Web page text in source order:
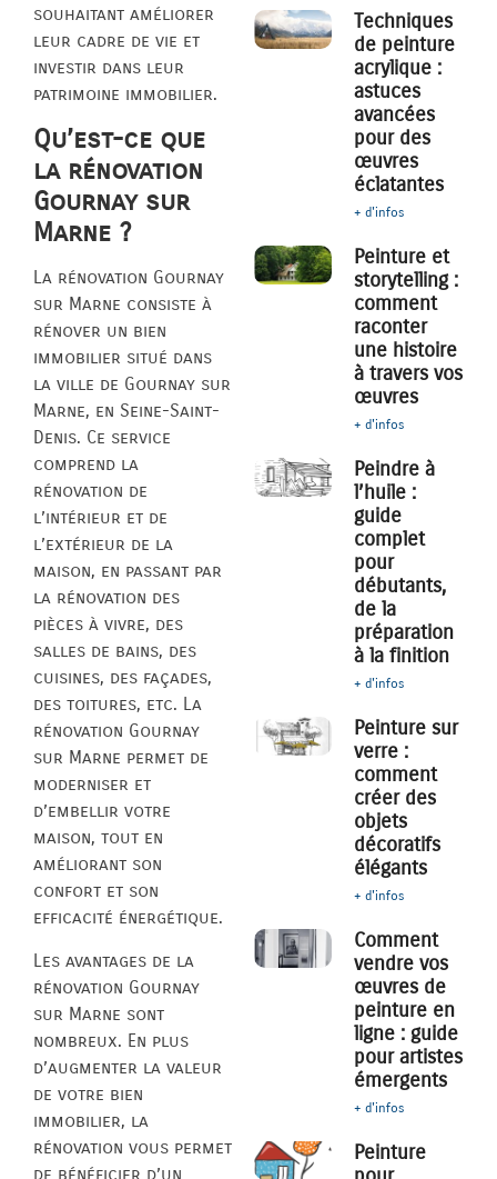
souhaitant améliorer
leur cadre de vie et
investir dans leur
patrimoine immobilier.
Qu’est-ce que
la rénovation
Gournay sur
Marne ?
La rénovation Gournay
sur Marne consiste à
rénover un bien
immobilier situé dans
la ville de Gournay sur
Marne, en Seine-Saint-
Denis. Ce service
comprend la
rénovation de
l’intérieur et de
l’extérieur de la
maison, en passant par
la rénovation des
pièces à vivre, des
salles de bains, des
cuisines, des façades,
des toitures, etc. La
rénovation Gournay
sur Marne permet de
moderniser et
d’embellir votre
maison, tout en
améliorant son
confort et son
efficacité énergétique.
Les avantages de la
rénovation Gournay
sur Marne sont
nombreux. En plus
d’augmenter la valeur
de votre bien
immobilier, la
rénovation vous permet
de bénéficier d’un
Techniques
de peinture
acrylique :
astuces
avancées
pour des
œuvres
éclatantes
+ d'infos
Peinture et
storytelling :
comment
raconter
une histoire
à travers vos
œuvres
+ d'infos
Peindre à
l’huile :
guide
complet
pour
débutants,
de la
préparation
à la finition
+ d'infos
Peinture sur
verre :
comment
créer des
objets
décoratifs
élégants
+ d'infos
Comment
vendre vos
œuvres de
peinture en
ligne : guide
pour artistes
émergents
+ d'infos
Peinture